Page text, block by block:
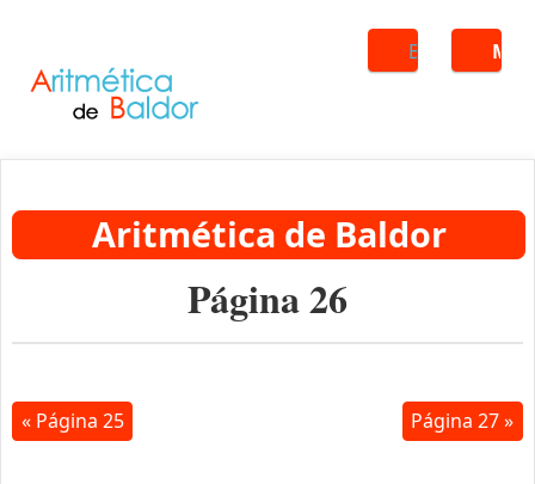
Buscar
Aritmética de Baldor
Página 26
« Página 25 Página 27 »